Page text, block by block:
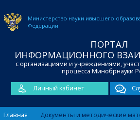
Министерство науки ивысшего
Федерации
ПОРТАЛ
ИНФОРМАЦИОННОГО
с организациями и учреждениями,
процесса Минобрнауки
Личный кабинет
Главная
Документы и методические